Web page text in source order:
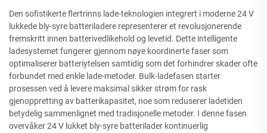
Den sofistikerte flertrinns lade-teknologien integrert i moderne 24 V
lukkede bly-syre batteriladere representerer et revolusjonerende
fremskritt innen batterivedlikehold og levetid. Dette intelligente
ladesystemet fungerer gjennom nøye koordinerte faser som
optimaliserer batteriytelsen samtidig som det forhindrer skader ofte
forbundet med enkle lade-metoder. Bulk-ladefasen starter
prosessen ved å levere maksimal sikker strøm for rask
gjenoppretting av batterikapasitet, noe som reduserer ladetiden
betydelig sammenlignet med tradisjonelle metoder. I denne fasen
overvåker 24 V lukket bly-syre batterilader kontinuerlig